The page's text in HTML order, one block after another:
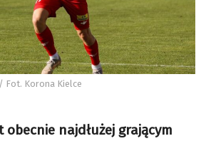
Fot. Korona Kielce
obecnie najdłużej grającym